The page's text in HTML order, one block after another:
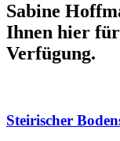
Sabine
Ihnen hier
Verfügung.
Steirischer